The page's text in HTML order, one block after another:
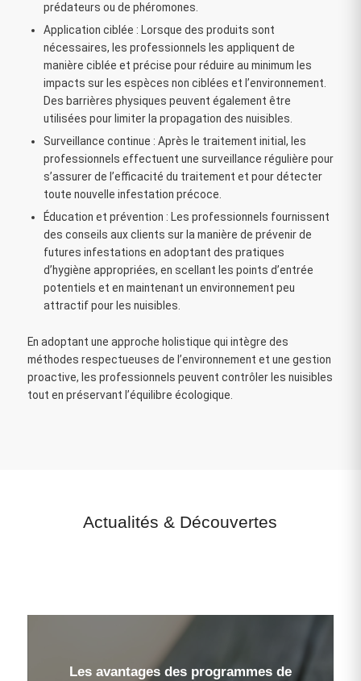
prédateurs ou de phéromones.
Application ciblée : Lorsque des produits sont
nécessaires, les professionnels les appliquent de
manière ciblée et précise pour réduire au minimum les
impacts sur les espèces non ciblées et l’environnement.
Des barrières physiques peuvent également être
utilisées pour limiter la propagation des nuisibles.
Surveillance continue : Après le traitement initial, les
professionnels effectuent une surveillance régulière pour
s’assurer de l’efficacité du traitement et pour détecter
toute nouvelle infestation précoce.
Éducation et prévention : Les professionnels fournissent
des conseils aux clients sur la manière de prévenir de
futures infestations en adoptant des pratiques
d’hygiène appropriées, en scellant les points d’entrée
potentiels et en maintenant un environnement peu
attractif pour les nuisibles.
En adoptant une approche holistique qui intègre des
méthodes respectueuses de l’environnement et une gestion
proactive, les professionnels peuvent contrôler les nuisibles
tout en préservant l’équilibre écologique.
Actualités& Découvertes
Les avantages des programmes de